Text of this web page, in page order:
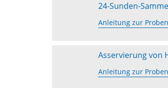
24-Sunden-
Anleitung zur
Asservierung von
Anleitung zur